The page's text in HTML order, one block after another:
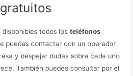
disponibles todos losteléfonos
puedas contactar con un operador
y despejar dudas sobre cada uno
También puedes consultar por el